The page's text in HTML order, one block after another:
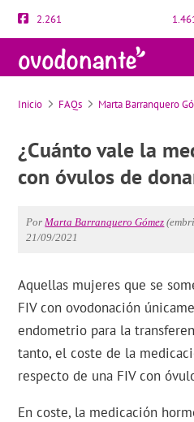
2.261
Inicio FAQs Marta Barranquero
¿Cuánto vale la
con óvulos de
PorMarta Barranquero Gómez
21/09/2021
Aquellas mujeres que se
FIV con ovodonación
endometrio para la
tanto, el coste de la
respecto de una FIV con
En coste, la medicación